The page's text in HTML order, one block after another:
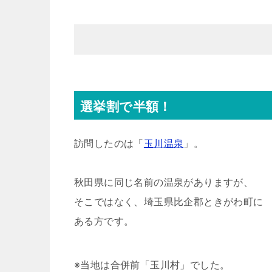
選挙割で半額！
訪問したのは「玉川温泉 」。
秋田県に同じ名前の温泉がありますが、
そこではなく、埼玉県比企郡ときがわ町に
ある方です。
※当地は合併前「玉川村」でした。